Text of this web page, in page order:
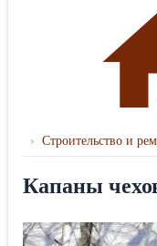
› Строительство и
Капаны